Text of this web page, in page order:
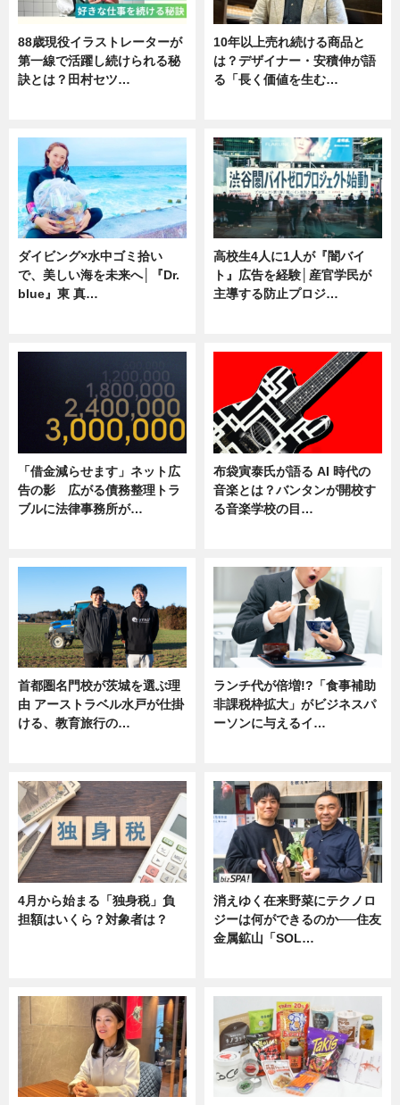
88歳現役イラストレーターが
第一線で活躍し続けられる秘
訣とは？田村セツ…
10年以上売れ続ける商品と
は？デザイナー・安積伸が語
る「長く価値を生む…
ダイビング×水中ゴミ拾い
で、美しい海を未来へ│『Dr.
blue』東 真…
高校生4人に1人が『闇バイ
ト』広告を経験│産官学民が
主導する防止プロジ…
「借金減らせます」ネット広
告の影 広がる債務整理トラ
ブルに法律事務所が…
布袋寅泰氏が語る AI 時代の
音楽とは？バンタンが開校す
る音楽学校の目…
首都圏名門校が茨城を選ぶ理
由 アーストラベル水戸が仕掛
ける、教育旅行の…
ランチ代が倍増!?「食事補助
非課税枠拡大」がビジネスパ
ーソンに与えるイ…
4月から始まる「独身税」負
担額はいくら？対象者は？
消えゆく在来野菜にテクノロ
ジーは何ができるのか──住友
金属鉱山「SOL…